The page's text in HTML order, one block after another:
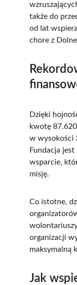
także do
od lat
chore z
Dzięki
kwotę
w wysokości
Fundacja
wsparcie,
misję.
Co istotne,
organizacji
maksymalną
Jak